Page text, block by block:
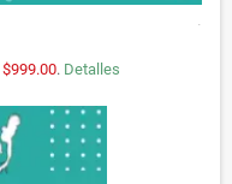
.
$999.00. Detalles